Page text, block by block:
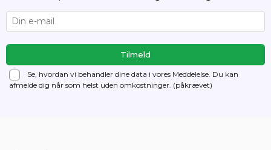
Se, hvordan vi behandler dine data i vores Meddelelse. Du kan
afmelde dig når som helst uden omkostninger. (påkrævet)